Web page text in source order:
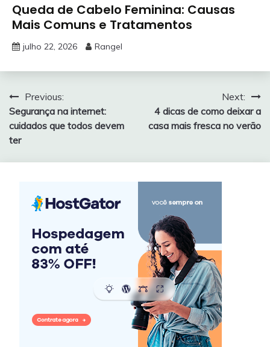
Queda de Cabelo Feminina: Causas
Mais Comuns e Tratamentos
julho 22, 2026 Rangel
Navegação
de
Post
Previous:
Segurança na internet:
cuidados que todos devem
ter
Next:
4 dicas de como deixar a
casa mais fresca no verão